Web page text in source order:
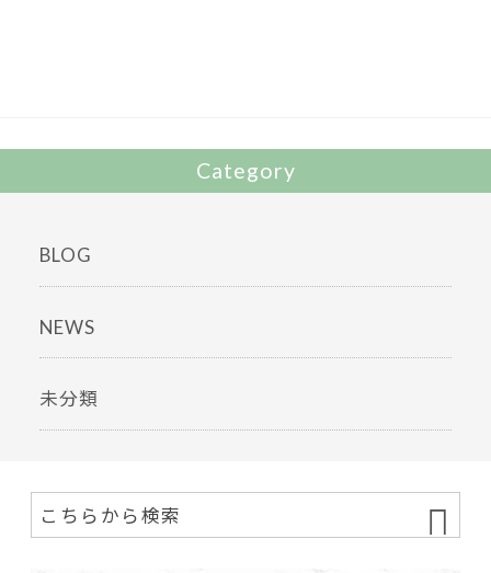
Category
BLOG
NEWS
未分類